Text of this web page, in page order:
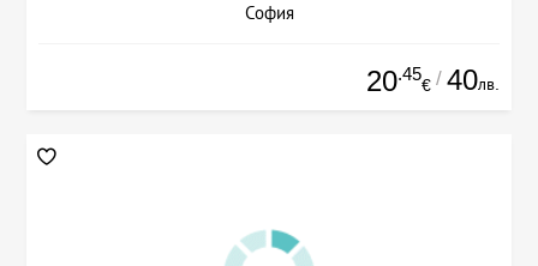
София
20.45
€ / 40лв.